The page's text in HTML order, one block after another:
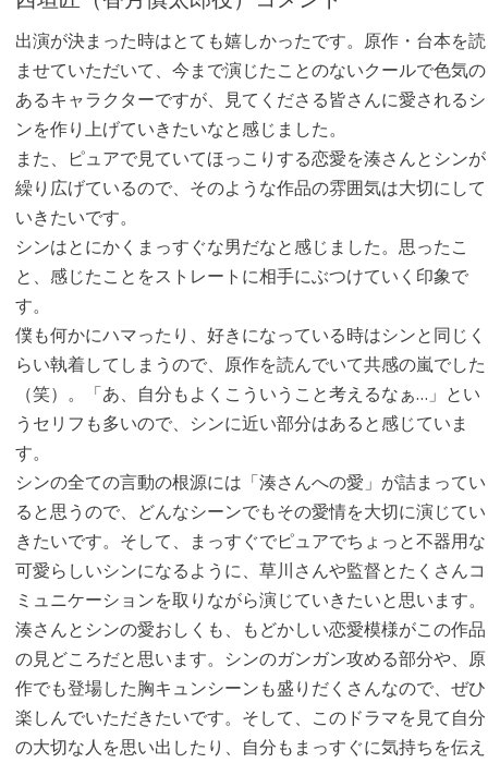
出演が決まった時はとても嬉しかったです。原作・台本を読
ませていただいて、今まで演じたことのないクールで色気の
あるキャラクターですが、見てくださる皆さんに愛されるシ
ンを作り上げていきたいなと感じました。
また、ピュアで見ていてほっこりする恋愛を湊さんとシンが
繰り広げているので、そのような作品の雰囲気は大切にして
いきたいです。
シンはとにかくまっすぐな男だなと感じました。思ったこ
と、感じたことをストレートに相手にぶつけていく印象で
す。
僕も何かにハマったり、好きになっている時はシンと同じく
らい執着してしまうので、原作を読んでいて共感の嵐でした
（笑）。「あ、自分もよくこういうこと考えるなぁ…」とい
うセリフも多いので、シンに近い部分はあると感じていま
す。
シンの全ての言動の根源には「湊さんへの愛」が詰まってい
ると思うので、どんなシーンでもその愛情を大切に演じてい
きたいです。そして、まっすぐでピュアでちょっと不器用な
可愛らしいシンになるように、草川さんや監督とたくさんコ
ミュニケーションを取りながら演じていきたいと思います。
湊さんとシンの愛おしくも、もどかしい恋愛模様がこの作品
の見どころだと思います。シンのガンガン攻める部分や、原
作でも登場した胸キュンシーンも盛りだくさんなので、ぜひ
楽しんでいただきたいです。そして、このドラマを見て自分
の大切な人を思い出したり、自分もまっすぐに気持ちを伝え